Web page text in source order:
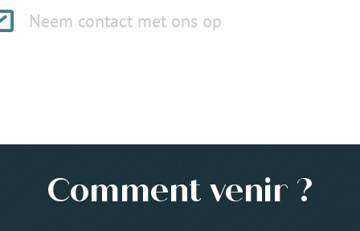
Neem contact met ons op
Comment venir ?